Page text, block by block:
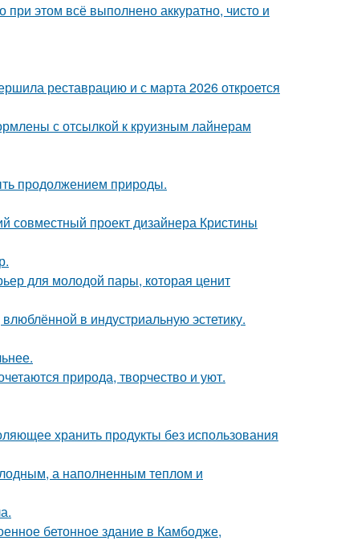
этом всё выполнено аккуратно, чисто и
реставрацию и с марта 2026 откроется
с отсылкой к круизным лайнерам
продолжением природы.
совместный проект дизайнера Кристины
для молодой пары, которая ценит
в индустриальную эстетику.
природа, творчество и уют.
хранить продукты без использования
а наполненным теплом и
бетонное здание в Камбодже,